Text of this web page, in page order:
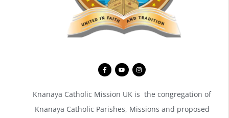
Knanaya Catholic Mission UK is the congregation of
Knanaya Catholic Parishes, Missions and proposed